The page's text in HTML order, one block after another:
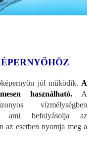
jól működik. A
használható.A
vízmélységben
ami befolyásolja az
az esetben nyomja meg a